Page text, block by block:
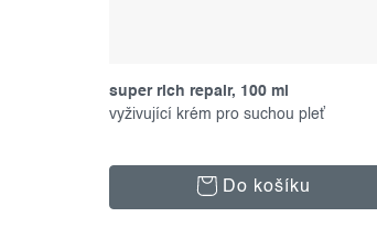
super rich repair, 100 ml
vyživující krém pro suchou pleť
Do košíku